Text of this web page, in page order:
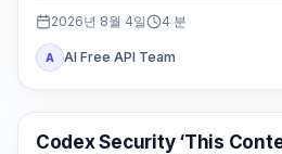
2026년 8월 4일 4 분
A AI Free API Team
OpenAI Codex
Codex Security ‘This